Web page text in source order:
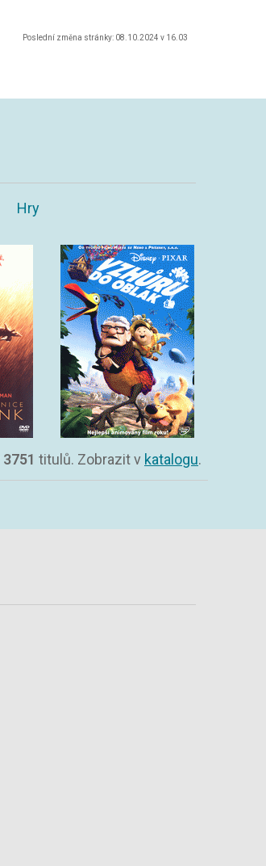
Poslední změna stránky: 08.10.2024 v 16.03
Hry
3751 titulů. Zobrazit v katalogu.